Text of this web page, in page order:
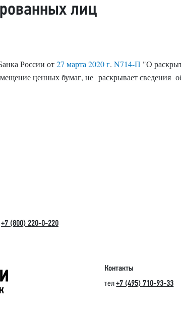
лиц
России от27 марта 2020 г. N714-П "О
ценных бумаг, не раскрывает сведения
+7 (800) 220-0-220
Контакты
тел+7 (495) 710-93-33